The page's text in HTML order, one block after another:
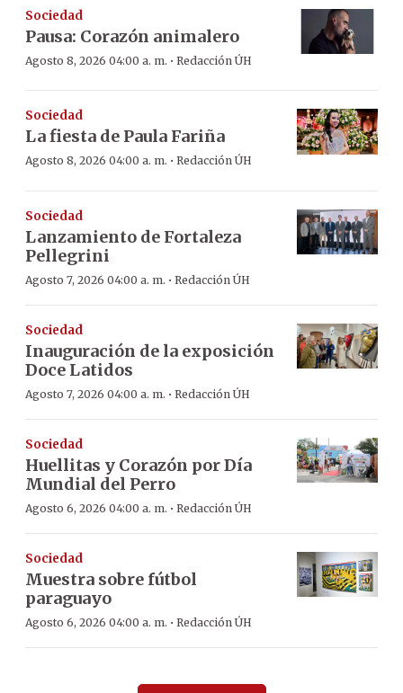
Sociedad
Pausa: Corazón animalero
Agosto 8, 2026 04:00 a. m. · Redacción ÚH
Sociedad
La fiesta de Paula Fariña
Agosto 8, 2026 04:00 a. m. · Redacción ÚH
Sociedad
Lanzamiento de Fortaleza
Pellegrini
Agosto 7, 2026 04:00 a. m. · Redacción ÚH
Sociedad
Inauguración de la exposición
Doce Latidos
Agosto 7, 2026 04:00 a. m. · Redacción ÚH
Sociedad
Huellitas y Corazón por Día
Mundial del Perro
Agosto 6, 2026 04:00 a. m. · Redacción ÚH
Sociedad
Muestra sobre fútbol
paraguayo
Agosto 6, 2026 04:00 a. m. · Redacción ÚH